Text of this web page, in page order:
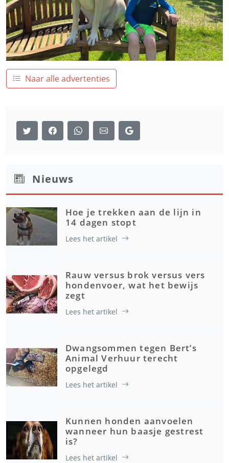
Naar alle advertenties
Nieuws
Hoe je trekken aan de lijn in
14 dagen stopt
Lees het artikel
Rauw versus brok versus vers
hondenvoer, wat het bewijs
zegt
Lees het artikel
Dwangsommen tegen Bert’s
Animal Verhuur terecht
opgelegd
Lees het artikel
Kunnen honden aanvoelen
wanneer hun baasje gestrest
is?
Lees het artikel